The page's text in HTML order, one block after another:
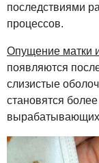
последствиями
процессов.
Опущение матки
появляются
слизистые
становятся
вырабатывающих